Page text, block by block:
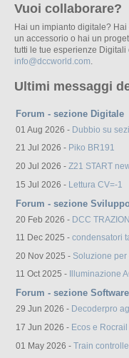
Vuoi collaborare?
Hai un impianto digitale?
un accessorio o hai un
tutti le tue esperienze
info@dccworld.com.
Ultimi messaggi
Forum - sezione Digitale
01 Aug 2026 - Dubbio su
21 Jul 2026 - Piko BR191
20 Jul 2026 - Z21 START
15 Jul 2026 - Lettura CV=-1
Forum - sezione
20 Feb 2026 - DCC
11 Dec 2025 - condensatori
20 Nov 2025 - Soluzione per
11 Oct 2025 -
Illuminazione
Forum - sezione
29 Jun 2026 - Decoderpro
17 Jun 2026 - Ecos e Rocrail
01 May 2026 - Train